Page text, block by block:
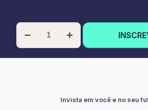
PÓS-
GRADUAÇÃO
EM
Invista em você e no seu